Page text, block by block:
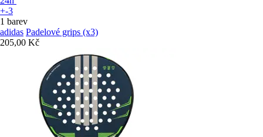
+-3
1 barev
adidas Padelové grips (x3)
205,00 Kč